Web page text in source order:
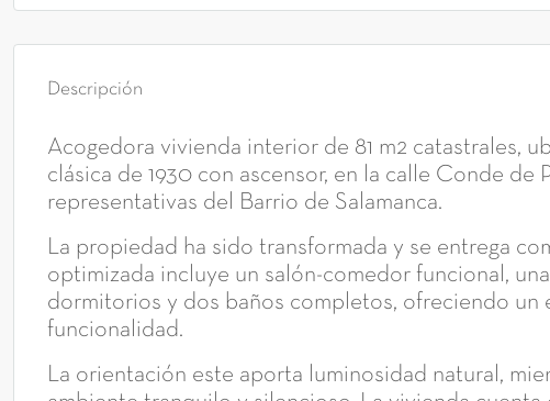
Descripción
Acogedora vivienda interior de 81 m2 catastrales,
clásica de 1930 con ascensor, en la calle Conde de
representativas del Barrio de Salamanca.
La propiedad ha sido transformada y se entrega
optimizada incluye un salón-comedor funcional,
dormitorios y dos baños completos, ofreciendo
funcionalidad.
La orientación este aporta luminosidad natural,